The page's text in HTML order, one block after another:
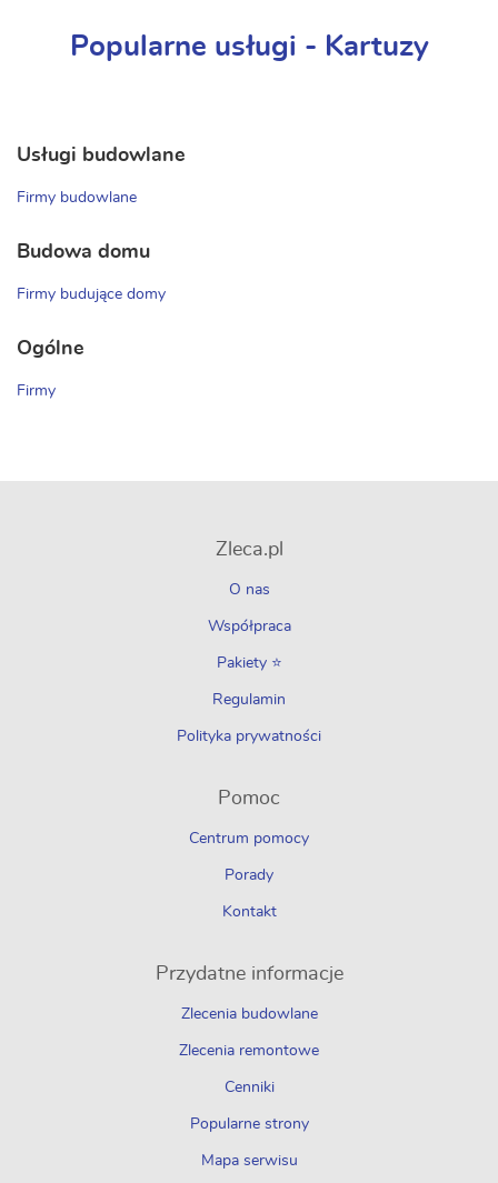
Popularne usługi - Kartuzy
Usługi budowlane
Firmy budowlane
Budowa domu
Firmy budujące domy
Ogólne
Firmy
Zleca.pl
O nas
Współpraca
Pakiety ⭐
Regulamin
Polityka prywatności
Pomoc
Centrum pomocy
Porady
Kontakt
Przydatne informacje
Zlecenia budowlane
Zlecenia remontowe
Cenniki
Popularne strony
Mapa serwisu